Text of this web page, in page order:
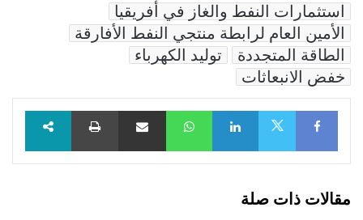
استثمارات النفط والغاز في أفريقيا
الأمين العام لرابطة منتجي النفط الأفارقة
الطاقة المتجددة
توليد الكهرباء
خفض الانبعاثات
Facebook
LinkedIn
WhatsAppمشاركة عبر البريد طباعة
مقالات ذات صلة